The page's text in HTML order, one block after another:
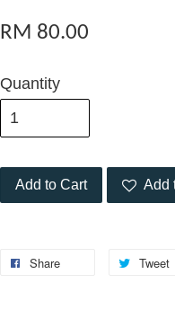
RM 80.00
Quantity
Add to Cart Add
Share Tweet